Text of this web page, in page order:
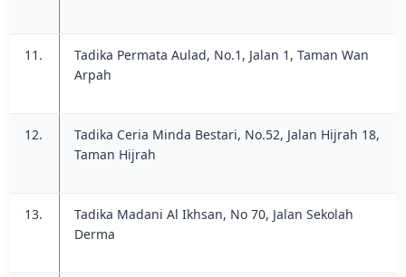
11.
Tadika Permata Aulad, No.1, Jalan 1, Taman Wan
Arpah
12.
Tadika Ceria Minda Bestari, No.52, Jalan Hijrah 18,
Taman Hijrah
13.
Tadika Madani Al Ikhsan, No 70, Jalan Sekolah
Derma